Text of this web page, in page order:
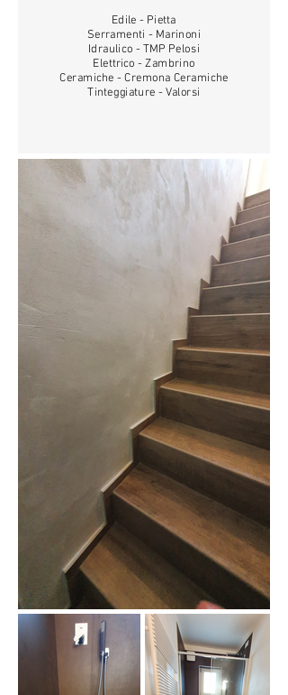
Edile - Pietta
Serramenti - Marinoni
Idraulico - TMP Pelosi
Elettrico - Zambrino
Ceramiche - Cremona Ceramiche
Tinteggiature - Valorsi